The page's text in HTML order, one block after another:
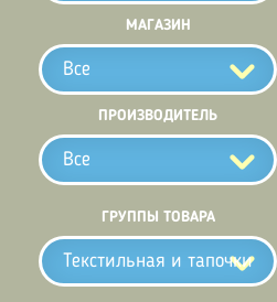
МАГАЗИН
Все
ПРОИЗВОДИТЕЛЬ
Все
ГРУППЫ ТОВАРА
Текстильная и тапочки